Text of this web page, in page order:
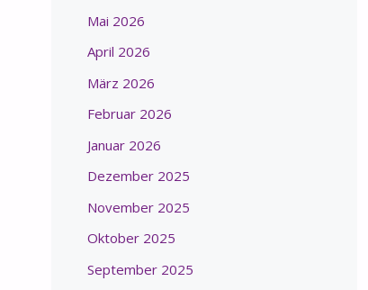
Mai 2026
April 2026
März 2026
Februar 2026
Januar 2026
Dezember 2025
November 2025
Oktober 2025
September 2025